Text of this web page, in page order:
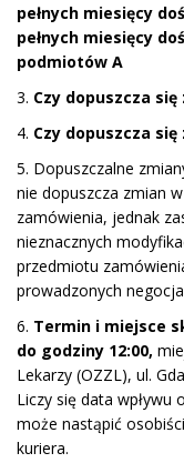
pełnych miesięcy
pełnych miesięcy
podmiotów A
3. Czy dopuszcza
4. Czy dopuszcza
5. Dopuszczalne
nie dopuszcza zmian
zamówienia, jednak
nieznacznych
przedmiotu
prowadzonych
6. Termin i miejsce
do godziny 12:00,
Lekarzy (OZZL), ul.
Liczy się data
może nastąpić
kuriera.